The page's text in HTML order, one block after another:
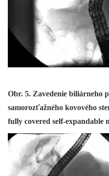
Obr. 5. Zavedenie biliárneho
samorozťažného kovového
fully covered self-expandable